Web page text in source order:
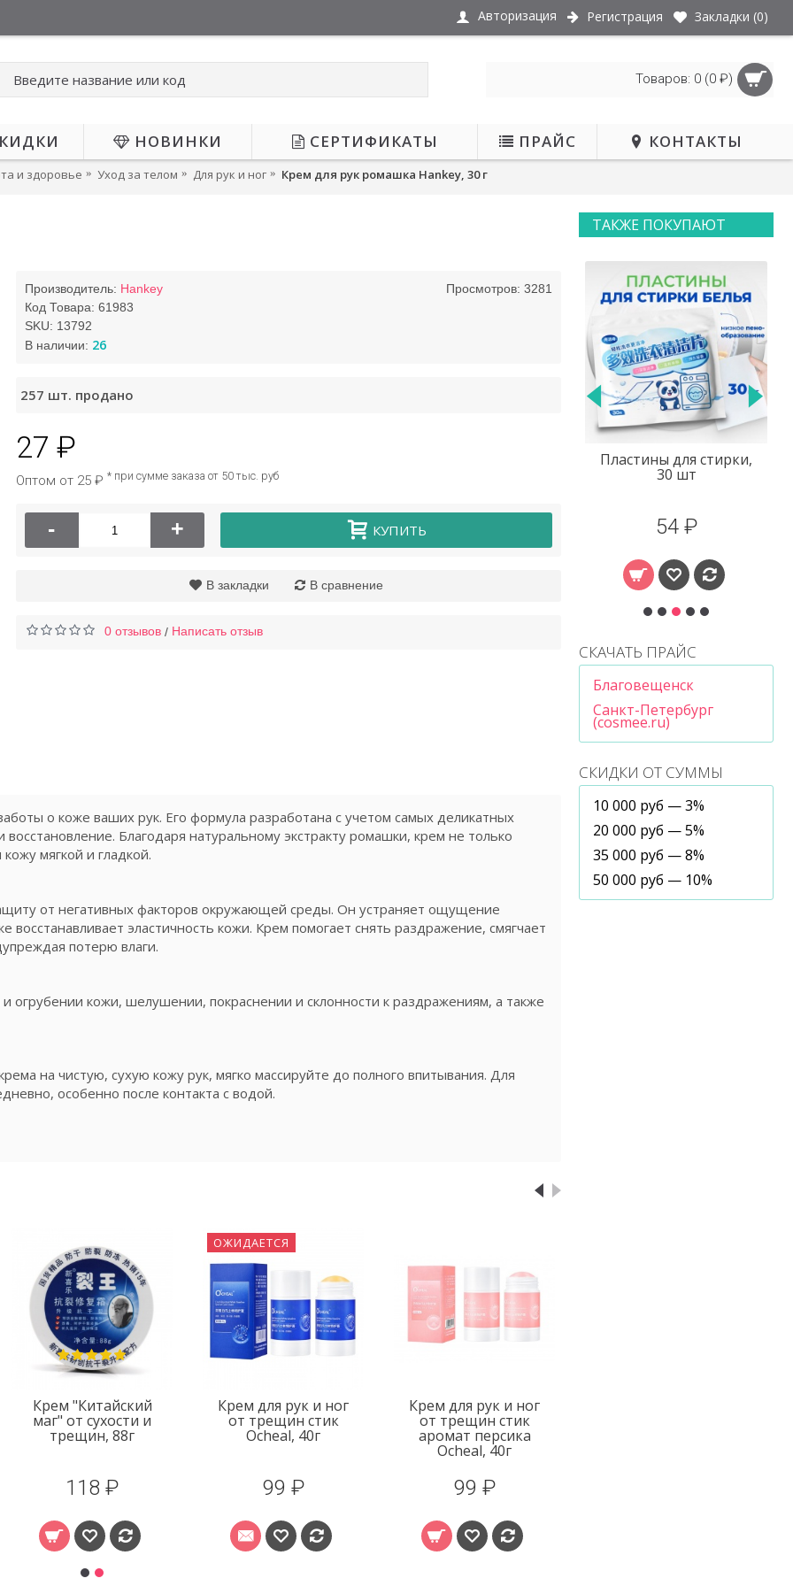
Авторизация Регистрация Закладки (0)
Товаров: 0 (0 ₽)
НОВИНКИ СЕРТИФИКАТЫ ПРАЙС КОНТАКТЫ
и здоровье Уход за телом Для рук и ног Крем для рук ромашка Hankey, 30 г
ТАКЖЕ ПОКУПАЮТ
Крем для рук с
Hankey, 50г
46 ₽
бактерицидный 72*22,
Крем для век с
экстрактом улитки
80 ₽
СКАЧАТЬ ПРАЙС
Благовещенск
Санкт-Петербург
(cosmee.ru)
СКИДКИ ОТ СУММЫ
10 000 руб — 3%
20 000 руб — 5%
35 000 руб — 8%
50 000 руб — 10%
Просмотров: 3281
Производитель: Hankey
Код Товара: 61983
SKU: 13792
В наличии: 26
257 шт. продано
27 ₽
Оптом от 25 ₽ * при сумме заказа от 50 тыс. руб
- + КУПИТЬ
В закладки В сравнение
0 отзывов / Написать отзыв
о коже ваших рук. Его формула разработана с учетом самых деликатных
Благодаря натуральному экстракту ромашки, крем не только
мягкой и гладкой.
от негативных факторов окружающей среды. Он устраняет ощущение
эластичность кожи. Крем помогает снять раздражение, смягчает
потерю влаги.
огрубении кожи, шелушении, покраснении и склонности к раздражениям, а также
на чистую, сухую кожу рук, мягко массируйте до полного впитывания. Для
особенно после контакта с водой.
Крем "Китайский
маг" от сухости и
трещин, 88г
118 ₽
ОЖИДАЕТСЯ
Крем для рук и ног
от трещин стик
Ocheal, 40г
99 ₽
Крем для рук и ног
от трещин стик
аромат персика
Ocheal, 40г
99 ₽